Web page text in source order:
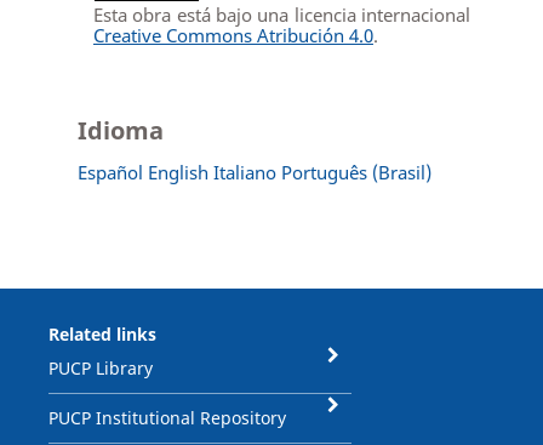
Esta obra está bajo una licencia internacional
Creative Commons Atribución 4.0.
Idioma
Español English Italiano Português (Brasil)
Related links
PUCP Library
PUCP Institutional Repository